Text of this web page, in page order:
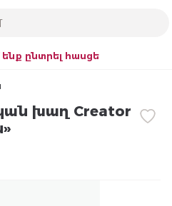
ընտրել հասցե
խաղ Creator